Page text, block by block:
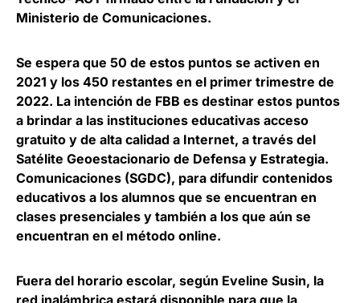
Ministerio de Comunicaciones.
Se espera que 50 de estos puntos se activen en
2021 y los 450 restantes en el primer trimestre de
2022. La intención de FBB es destinar estos puntos
a brindar a las instituciones educativas acceso
gratuito y de alta calidad a Internet, a través del
Satélite Geoestacionario de Defensa y Estrategia.
Comunicaciones (SGDC), para difundir contenidos
educativos a los alumnos que se encuentran en
clases presenciales y también a los que aún se
encuentran en el método online.
Fuera del horario escolar, según Eveline Susin, la
red inalámbrica estará disponible para que la